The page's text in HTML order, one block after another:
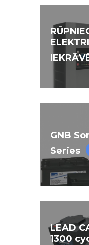
GNB
Series
LEAD
1300